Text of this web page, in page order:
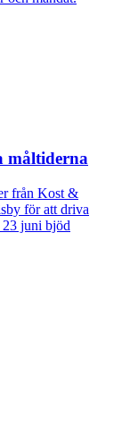
måltiderna
från Kost &
för att driva
23 juni bjöd